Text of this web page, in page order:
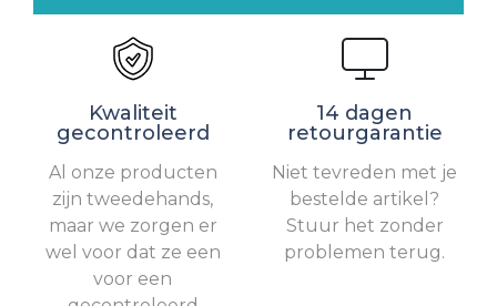
Kwaliteit
gecontroleerd
Al onze producten
zijn tweedehands,
maar we zorgen er
wel voor dat ze een
voor een
14 dagen
retourgarantie
Niet tevreden met je
bestelde artikel?
Stuur het zonder
problemen terug.